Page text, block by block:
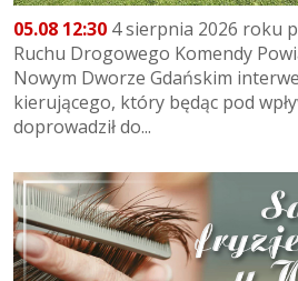
05.08 12:30 4 sierpnia 2026 roku
Ruchu Drogowego Komendy
Nowym Dworze Gdańskim
kierującego, który będąc pod
doprowadził do...